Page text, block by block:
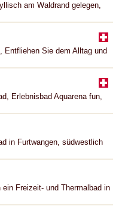
am Waldrand gelegen,
Entfliehen Sie dem Alltag und
Erlebnisbad Aquarena fun,
in Furtwangen, südwestlich
Freizeit- und Thermalbad in